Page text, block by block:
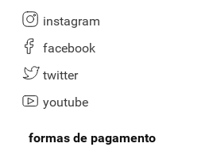
instagram
facebook
twitter
youtube
formas de pagamento